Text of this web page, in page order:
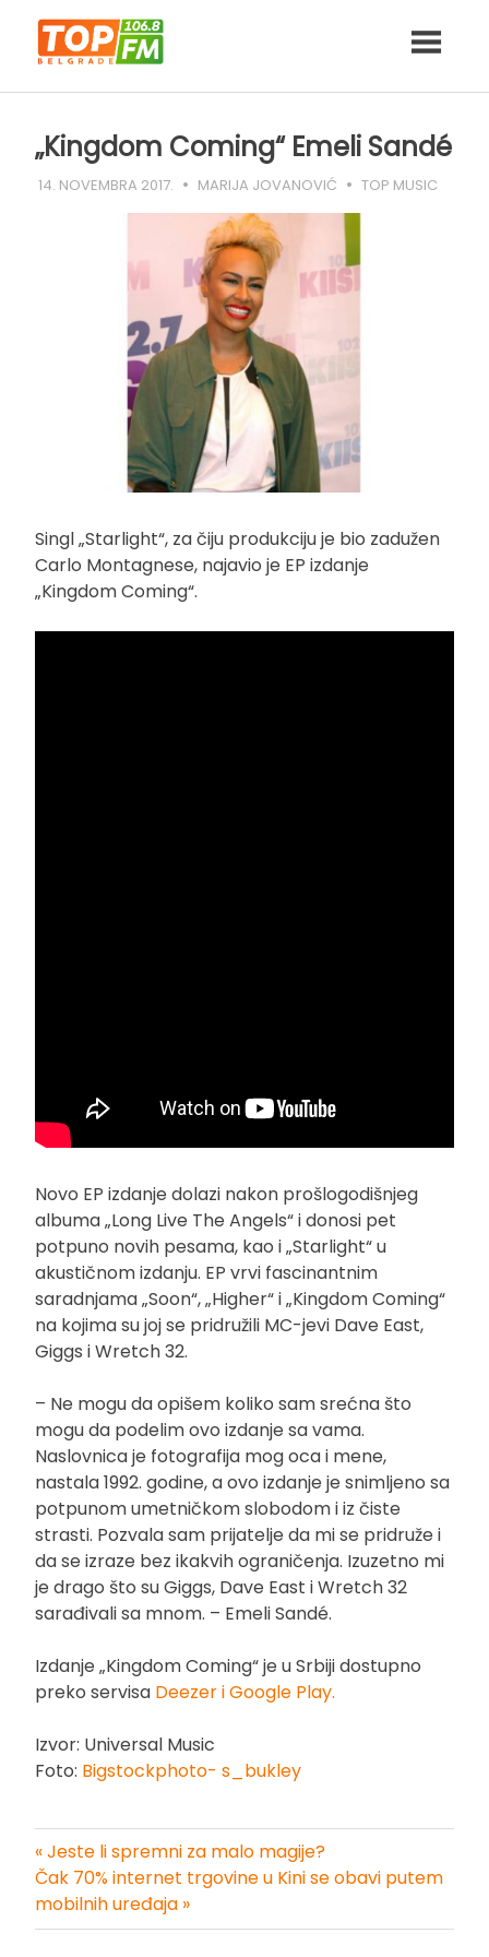
content
„Kingdom Coming“ Emeli Sandé
14. NOVEMBRA 2017. MARIJA JOVANOVIĆ TOP MUSIC
Singl „Starlight“, za čiju produkciju je bio zadužen
Carlo Montagnese, najavio je EP izdanje
„Kingdom Coming“.
Novo EP izdanje dolazi nakon prošlogodišnjeg
albuma „Long Live The Angels“ i donosi pet
potpuno novih pesama, kao i „Starlight“ u
akustičnom izdanju. EP vrvi fascinantnim
saradnjama „Soon“, „Higher“ i „Kingdom Coming“
na kojima su joj se pridružili MC-jevi Dave East,
Giggs i Wretch 32.
– Ne mogu da opišem koliko sam srećna što
mogu da podelim ovo izdanje sa vama.
Naslovnica je fotografija mog oca i mene,
nastala 1992. godine, a ovo izdanje je snimljeno sa
potpunom umetničkom slobodom i iz čiste
strasti. Pozvala sam prijatelje da mi se pridruže i
da se izraze bez ikakvih ograničenja. Izuzetno mi
je drago što su Giggs, Dave East i Wretch 32
sarađivali sa mnom. – Emeli Sandé.
Izdanje „Kingdom Coming“ je u Srbiji dostupno
preko servisa Deezer i Google Play.
Izvor: Universal Music
Foto: Bigstockphoto- s_bukley
Kretanje
članka
« Jeste li spremni za malo magije?
Čak 70% internet trgovine u Kini se obavi putem
mobilnih uređaja »